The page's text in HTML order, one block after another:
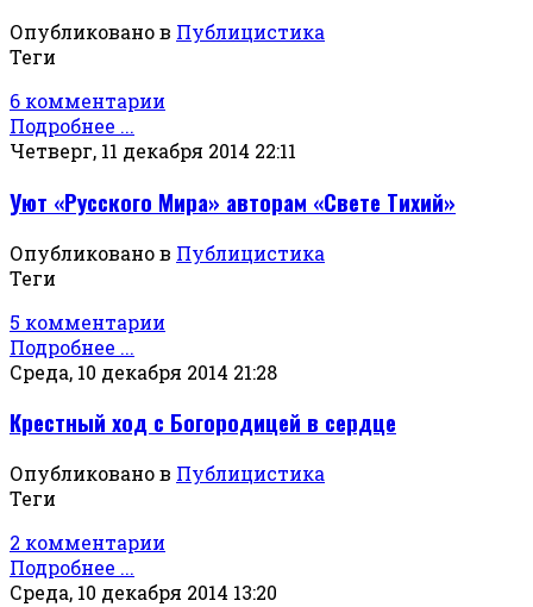
Опубликовано в Публицистика
Теги
6 комментарии
Подробнее ...
Четверг, 11 декабря 2014 22:11
Уют «Русского Мира» авторам «Свете Тихий»
Опубликовано в Публицистика
Теги
5 комментарии
Подробнее ...
Среда, 10 декабря 2014 21:28
Крестный ход с Богородицей в сердце
Опубликовано в Публицистика
Теги
2 комментарии
Подробнее ...
Среда, 10 декабря 2014 13:20